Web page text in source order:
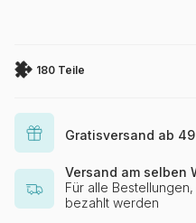
180 Teile
Gratisversand ab
Versand am selben
Für alle
bezahlt werden